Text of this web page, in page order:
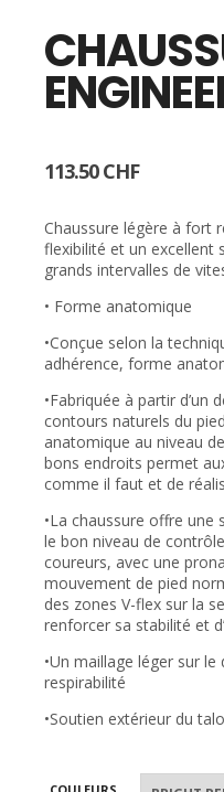
113.50CHF
Chaussure légère à fort
flexibilité et un excellent
grands intervalles de
• Forme anatomique
•Conçue selon la
adhérence, forme
•Fabriquée à partir d’un
contours naturels du
anatomique au niveau
bons endroits permet
comme il faut et de
•La chaussure offre une
le bon niveau de
coureurs, avec une
mouvement de pied
des zones V-flex sur la
renforcer sa stabilité et
•Un maillage léger sur
respirabilité
•Soutien extérieur du